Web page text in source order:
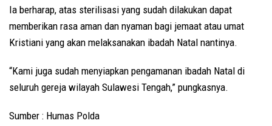
Ia berharap, atas sterilisasi yang sudah dilakukan dapat
memberikan rasa aman dan nyaman bagi jemaat atau umat
Kristiani yang akan melaksanakan ibadah Natal nantinya.
“Kami juga sudah menyiapkan pengamanan ibadah Natal di
seluruh gereja wilayah Sulawesi Tengah,” pungkasnya.
Sumber : Humas Polda